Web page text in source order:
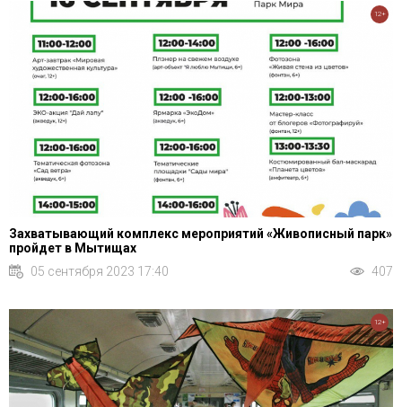
Захватывающий комплекс мероприятий «Живописный парк»
пройдет в Мытищах
05 сентября 2023 17:40
407
12+
12+